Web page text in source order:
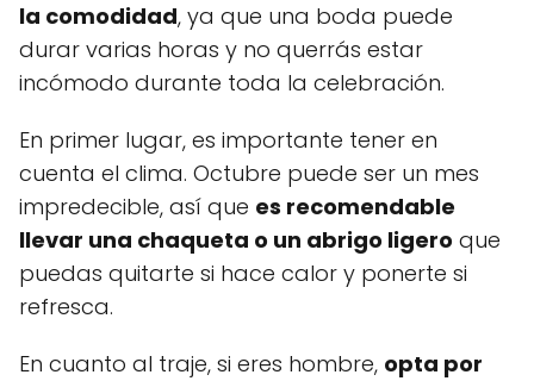
la comodidad, ya que una boda puede
durar varias horas y no querrás estar
incómodo durante toda la celebración.
En primer lugar, es importante tener en
cuenta el clima. Octubre puede ser un mes
impredecible, así que es recomendable
llevar una chaqueta o un abrigo ligero que
puedas quitarte si hace calor y ponerte si
refresca.
En cuanto al traje, si eres hombre, opta por